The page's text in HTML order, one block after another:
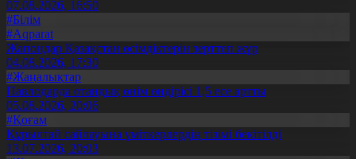
07.08.2026, 16:50
#Білім
#Aqparat
Жапондар Қазақстан өсімдіктерін зерттеп жүр
04.08.2026, 17:30
#Жаңалықтар
Павлодарда отандық өнім өндірісі 1,5 есе артты
05.08.2026, 20:06
#Қоғам
Құрылтай сайлауына үміткерлердің тізімі бекітілді
13.07.2026, 20:03